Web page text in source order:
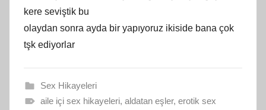
kere seviştik bu
olaydan sonra ayda bir yapıyoruz ikiside bana çok
tşk ediyorlar
Sex Hikayeleri
aile içi sex hikayeleri, aldatan eşler, erotik sex